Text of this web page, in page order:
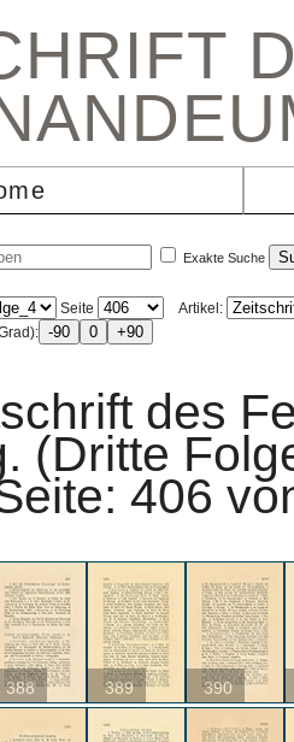
Exakte Suche
Seite
Artikel:
des
(Dritte
406
388 389 390